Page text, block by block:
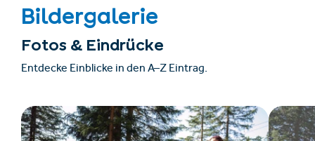
Bildergalerie
Fotos & Eindrücke
Entdecke Einblicke in den A–Z Eintrag.